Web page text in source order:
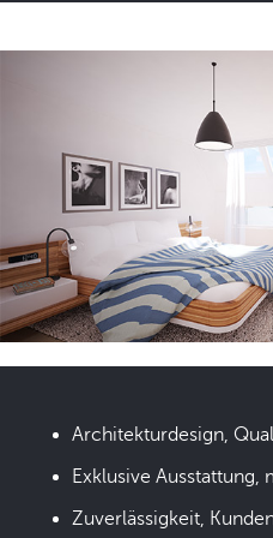
Architekturdesign,
Exklusive
Zuverlässigkeit,